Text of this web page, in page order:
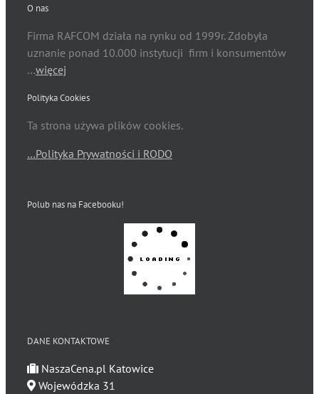
O nas
Firma RAFCOM działa na rynku od 1999r. Zdobyła
uznanie ponad 10.000 instytucji firm i konsumentów
…więcej
Polityka Cookies
Ta strona używa plików cookies.
…Polityka Prywatności i RODO
Polub nas na Facebooku!
DANE KONTAKTOWE
NaszaCena.pl Katowice
Wojewódzka 31